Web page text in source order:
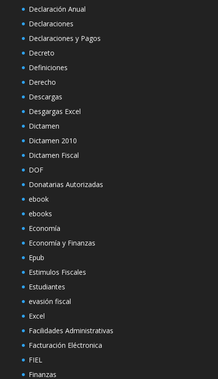
Declaración Anual
Declaraciones
Declaraciones y Pagos
Decreto
Definiciones
Derecho
Descargas
Desgargas Excel
Dictamen
Dictamen 2010
Dictamen Fiscal
DOF
Donatarias Autorizadas
ebook
ebooks
Economía
Economía y Finanzas
Epub
Estimulos Fiscales
Estudiantes
evasión fiscal
Excel
Facilidades Administrativas
Facturación Eléctronica
FIEL
Finanzas